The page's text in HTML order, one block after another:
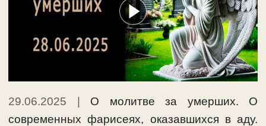
29.06.2025 | О молитве за умерших. О
современных фарисеях, оказавшихся в аду.